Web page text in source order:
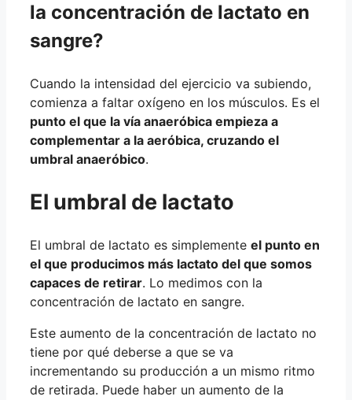
la concentración de lactato en
sangre?
Cuando la intensidad del ejercicio va subiendo,
comienza a faltar oxígeno en los músculos. Es el
punto el que la vía anaeróbica empieza a
complementar a la aeróbica, cruzando el
umbral anaeróbico.
El umbral de lactato
El umbral de lactato es simplemente el punto en
el que producimos más lactato del que somos
capaces de retirar. Lo medimos con la
concentración de lactato en sangre.
Este aumento de la concentración de lactato no
tiene por qué deberse a que se va
incrementando su producción a un mismo ritmo
de retirada. Puede haber un aumento de la